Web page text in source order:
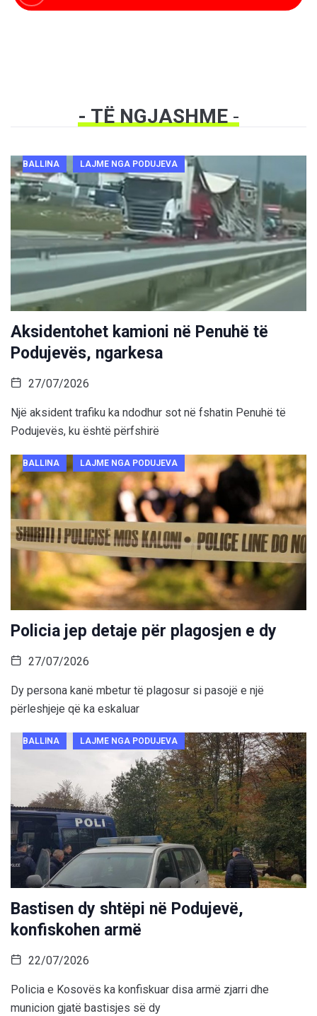
- TË NGJASHME-
BALLINA LAJME NGA PODUJEVA
Aksidentohet kamioni në Penuhë të
Podujevës, ngarkesa
27/07/2026
Një aksident trafiku ka ndodhur sot në fshatin Penuhë të
Podujevës, ku është përfshirë
BALLINA LAJME NGA PODUJEVA
Policia jep detaje për plagosjen e dy
27/07/2026
Dy persona kanë mbetur të plagosur si pasojë e një
përleshjeje që ka eskaluar
BALLINA LAJME NGA PODUJEVA
Bastisen dy shtëpi në Podujevë,
konfiskohen armë
22/07/2026
Policia e Kosovës ka konfiskuar disa armë zjarri dhe
municion gjatë bastisjes së dy